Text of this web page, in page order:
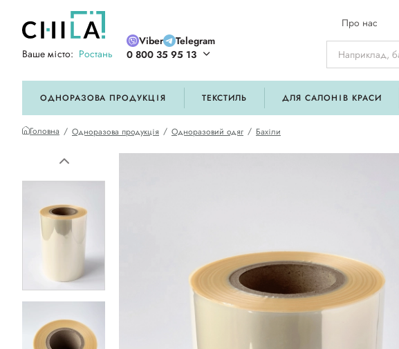
Ваше місто: Ростань
Viber
Telegram
0 800 35 95 13
Про нас
ОДНОРАЗОВА ПРОДУКЦІЯ ТЕКСТИЛЬ ДЛЯ САЛОНІВ КРАСИ
Головна Одноразова продукція Одноразовий одяг Бахіли